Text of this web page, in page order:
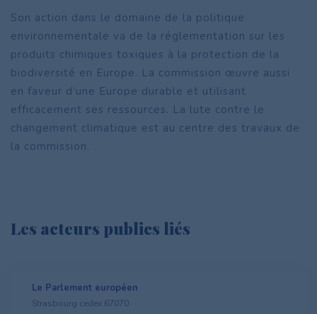
Son action dans le domaine de la politique
environnementale va de la réglementation sur les
produits chimiques toxiques à la protection de la
biodiversité en Europe. La commission œuvre aussi
en faveur d’une Europe durable et utilisant
efficacement ses ressources. La lute contre le
changement climatique est au centre des travaux de
la commission.
Les acteurs publics liés
Le Parlement européen
Strasbourg cedex 67070